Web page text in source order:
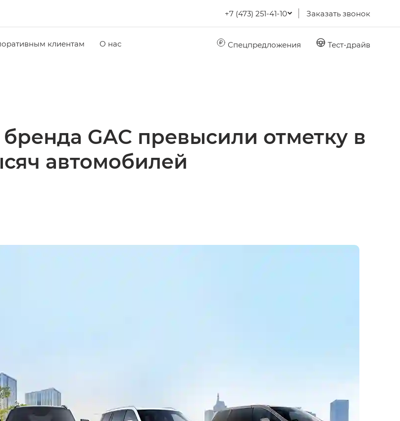
+7 (473) 251-41-10 Заказать звонок
клиентам О нас Спецпредложения Тест-драйв
GAC превысили отметку в
автомобилей